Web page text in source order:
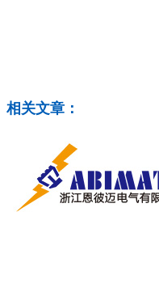
相关文章：